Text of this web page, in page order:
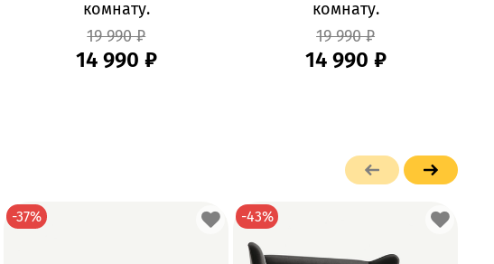
комнату.
19 990 ₽
14 990 ₽
комнату.
19 990 ₽
14 990 ₽
-37% -43%